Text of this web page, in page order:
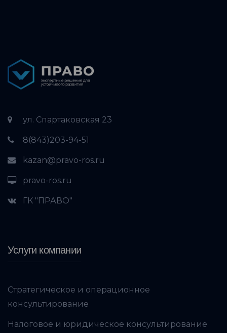
ул. Спартаковская 23
8(843)203-94-51
kazan@pravo-ros.ru
pravo-ros.ru
ГК "ПРАВО"
Услуги компании
Стратегическое и операционное
консультирование
Налоговое и юридическое консультирование